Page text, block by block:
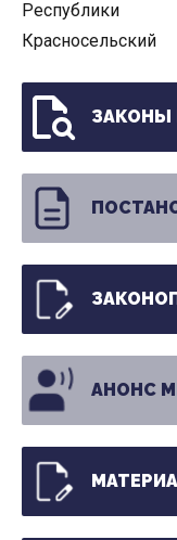
Красносельский
ЗАКОНЫ
АНОНС